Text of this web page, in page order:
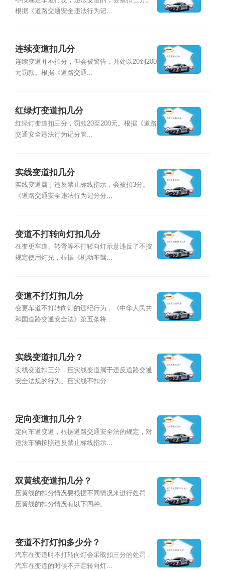
根据《道路交通安全违法行为记...
连续变道扣几分
连续变道并不扣分，但会被警告，并处以20到200
元罚款。根据《道路交通...
红绿灯变道扣几分
红绿灯变道扣三分，罚款20至200元。根据《道路
交通安全违法行为记分管...
实线变道扣几分
实线变道属于违反禁止标线指示，会被扣3分。
《道路交通安全违法行为记分分...
变道不打转向灯扣几分
在变更车道、转弯等不打转向灯示意违反了不按
规定使用灯光，根据《机动车驾...
变道不打灯扣几分
变更车道不打转向灯的违纪行为，《中华人民共
和国道路交通安全法》第五条将...
实线变道扣几分？
实线变道扣三分，压实线变道属于违反道路交通
安全法规的行为。压实线不扣分...
定向变道扣几分？
定向车道变道，根据道路交通安全法的规定，对
违法车辆按照违反禁止标线指示...
双黄线变道扣几分？
压黄线的扣分情况要根据不同情况来进行处罚，
压黄线的扣分情况有以下四种。...
变道不打灯扣多少分？
汽车在变道时不打转向灯会采取扣三分的处罚，
汽车在变道的时候不开启转向灯...